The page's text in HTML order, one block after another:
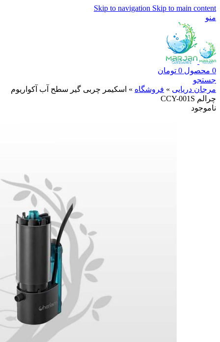
Skip to navigation Skip to main content
منو
0 محصول 0 تومان
جستجو
مرجان دریایی » فروشگاه » اسکیمر چربی گیر سطح آب آکواریوم
چرالم CCY-001S
ناموجود